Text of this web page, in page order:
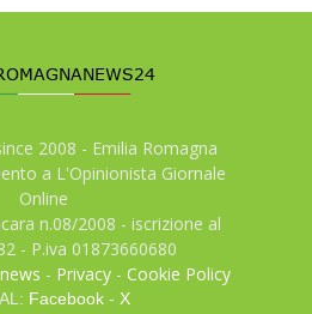
2008 - Emilia Romagna
a L'Opinionista Giornale
Online
n.08/2008 - iscrizione al
- P.iva 01873660680
- Privacy -Cookie Policy
Facebook- X